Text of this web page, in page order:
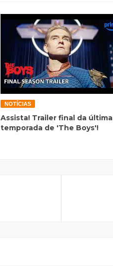
NOTÍCIAS
Assista! Trailer final da última
temporada de 'The Boys'!